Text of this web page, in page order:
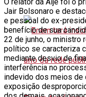
O relator da Aije foi o
Jair Bolsonaro e
e pessoal do ex-
benefício de sua
22 de junho, o ministro
político se caracteriza
mediante desvio de
interferência no
indevido dos meios de
exposição